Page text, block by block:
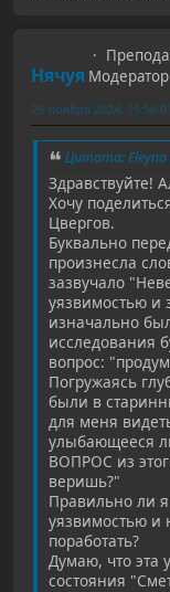
Нячуя Модератор
29 ноября 2024,
Цитата: Eleyna
Здравствуйте!
Хочу
Цвергов.
Буквально
произнесла
зазвучало
уязвимостью и
изначально
исследования
вопрос:
Погружаясь
были в
для меня
улыбающееся
ВОПРОС из
веришь?"
Правильно ли
уязвимостью и
поработать?
Думаю, что эта
состояния